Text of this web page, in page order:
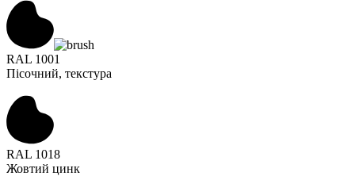
RAL 1001
Пісочний, текстура
RAL 1018
Жовтий цинк